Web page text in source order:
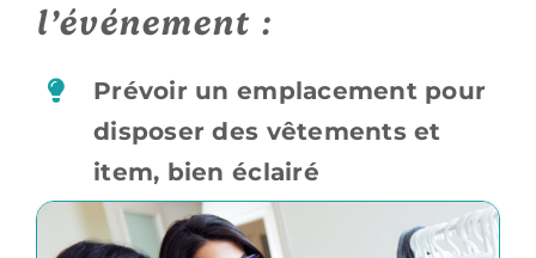
l’événement :
Prévoir un emplacement pour
disposer des vêtements et
item, bien éclairé